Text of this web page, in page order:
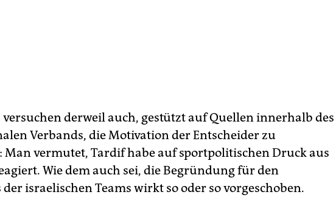
versuchen derweil auch, gestützt auf Quellen innerhalb des
Verbands, die Motivation der Entscheider zu
vermutet, Tardif habe auf sportpolitischen Druck aus
Wie dem auch sei, die Begründung für den
israelischen Teams wirkt so oder so vorgeschoben.